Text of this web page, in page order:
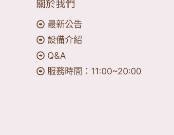
關於我們
最新公告
設備介紹
Q&A
服務時間：11:00~20:00